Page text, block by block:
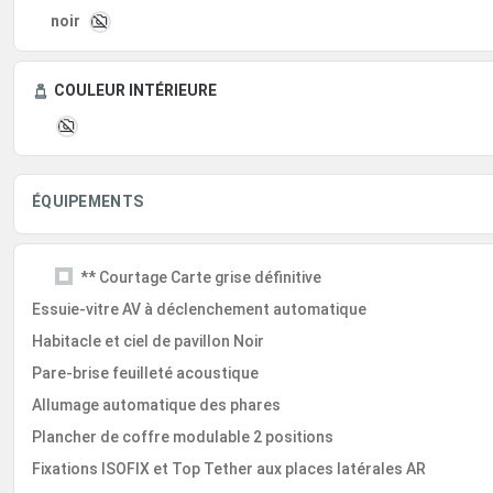
noir
COULEUR INTÉRIEURE
ÉQUIPEMENTS
** Courtage Carte grise définitive
Essuie-vitre AV à déclenchement automatique
Habitacle et ciel de pavillon Noir
Pare-brise feuilleté acoustique
Allumage automatique des phares
Plancher de coffre modulable 2 positions
Fixations ISOFIX et Top Tether aux places latérales AR